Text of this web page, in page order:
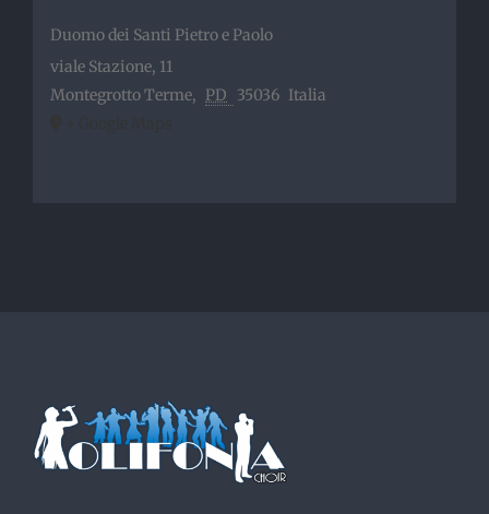
Duomo dei Santi Pietro e Paolo
viale Stazione, 11
Montegrotto Terme, PD 35036 Italia